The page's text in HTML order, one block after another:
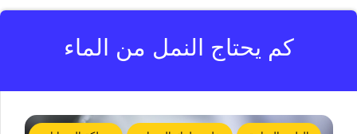
كم يحتاج النمل من الماء